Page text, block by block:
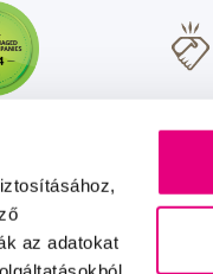
az adatokat